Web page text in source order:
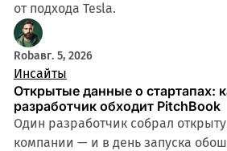
от подхода Tesla.
Robавг. 5, 2026
Инсайты
Открытые данные о стартапах:
разработчик обходит PitchBook
Один разработчик собрал
компании — и в день запуска